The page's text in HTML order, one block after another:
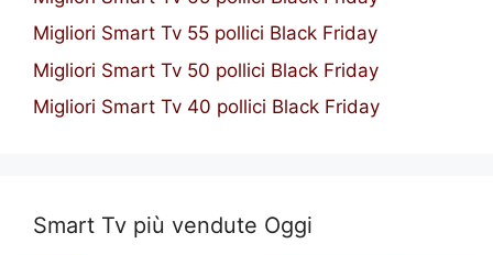
Migliori Smart Tv 55 pollici Black Friday
Migliori Smart Tv 50 pollici Black Friday
Migliori Smart Tv 40 pollici Black Friday
Smart Tv più vendute Oggi